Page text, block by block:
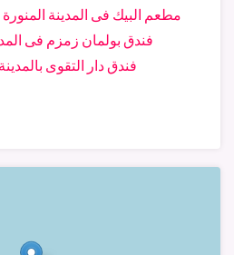
مطعم البيك فى المدينة المنورة
فندق بولمان زمزم فى
فندق دار التقوى